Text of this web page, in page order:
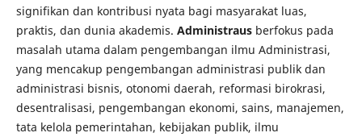
signifikan dan kontribusi nyata bagi masyarakat luas,
praktis, dan dunia akademis. Administrausberfokus pada
masalah utama dalam pengembangan ilmu Administrasi,
yang mencakup pengembangan administrasi publik dan
administrasi bisnis, otonomi daerah, reformasi birokrasi,
desentralisasi, pengembangan ekonomi, sains, manajemen,
tata kelola pemerintahan, kebijakan publik, ilmu